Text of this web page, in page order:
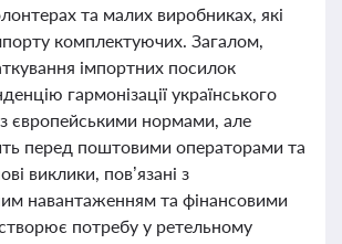
та малих виробниках, які
комплектуючих. Загалом,
імпортних посилок
гармонізації українського
європейськими нормами, але
перед поштовими операторами та
виклики, пов’язані з
навантаженням та фінансовими
потребу у ретельному